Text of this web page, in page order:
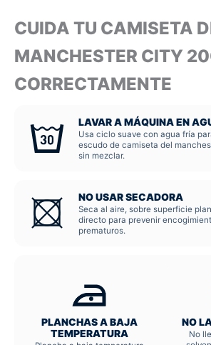
CUIDA TU CAMISETA
MANCHESTER CITY
CORRECTAMENTE
LAVAR A MÁQUINA EN
Usa ciclo suave con agua fría
escudo de camiseta del
sin mezclar.
NO USAR SECADORA
Seca al aire, sobre superficie
directo para prevenir
prematuros.
PLANCHAS A BAJA
TEMPERATURA
NO
No